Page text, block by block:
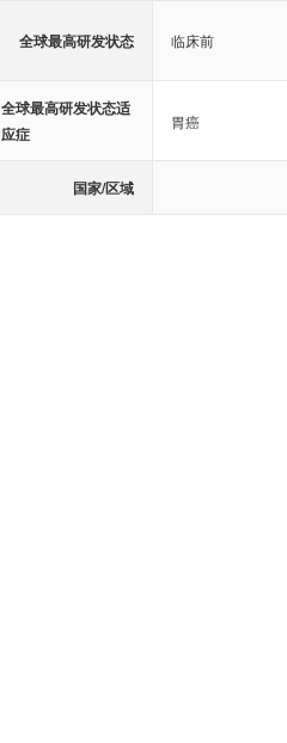
全球最高研发状态 临床前
全球最高研发状态适
应症
胃癌
国家/区域